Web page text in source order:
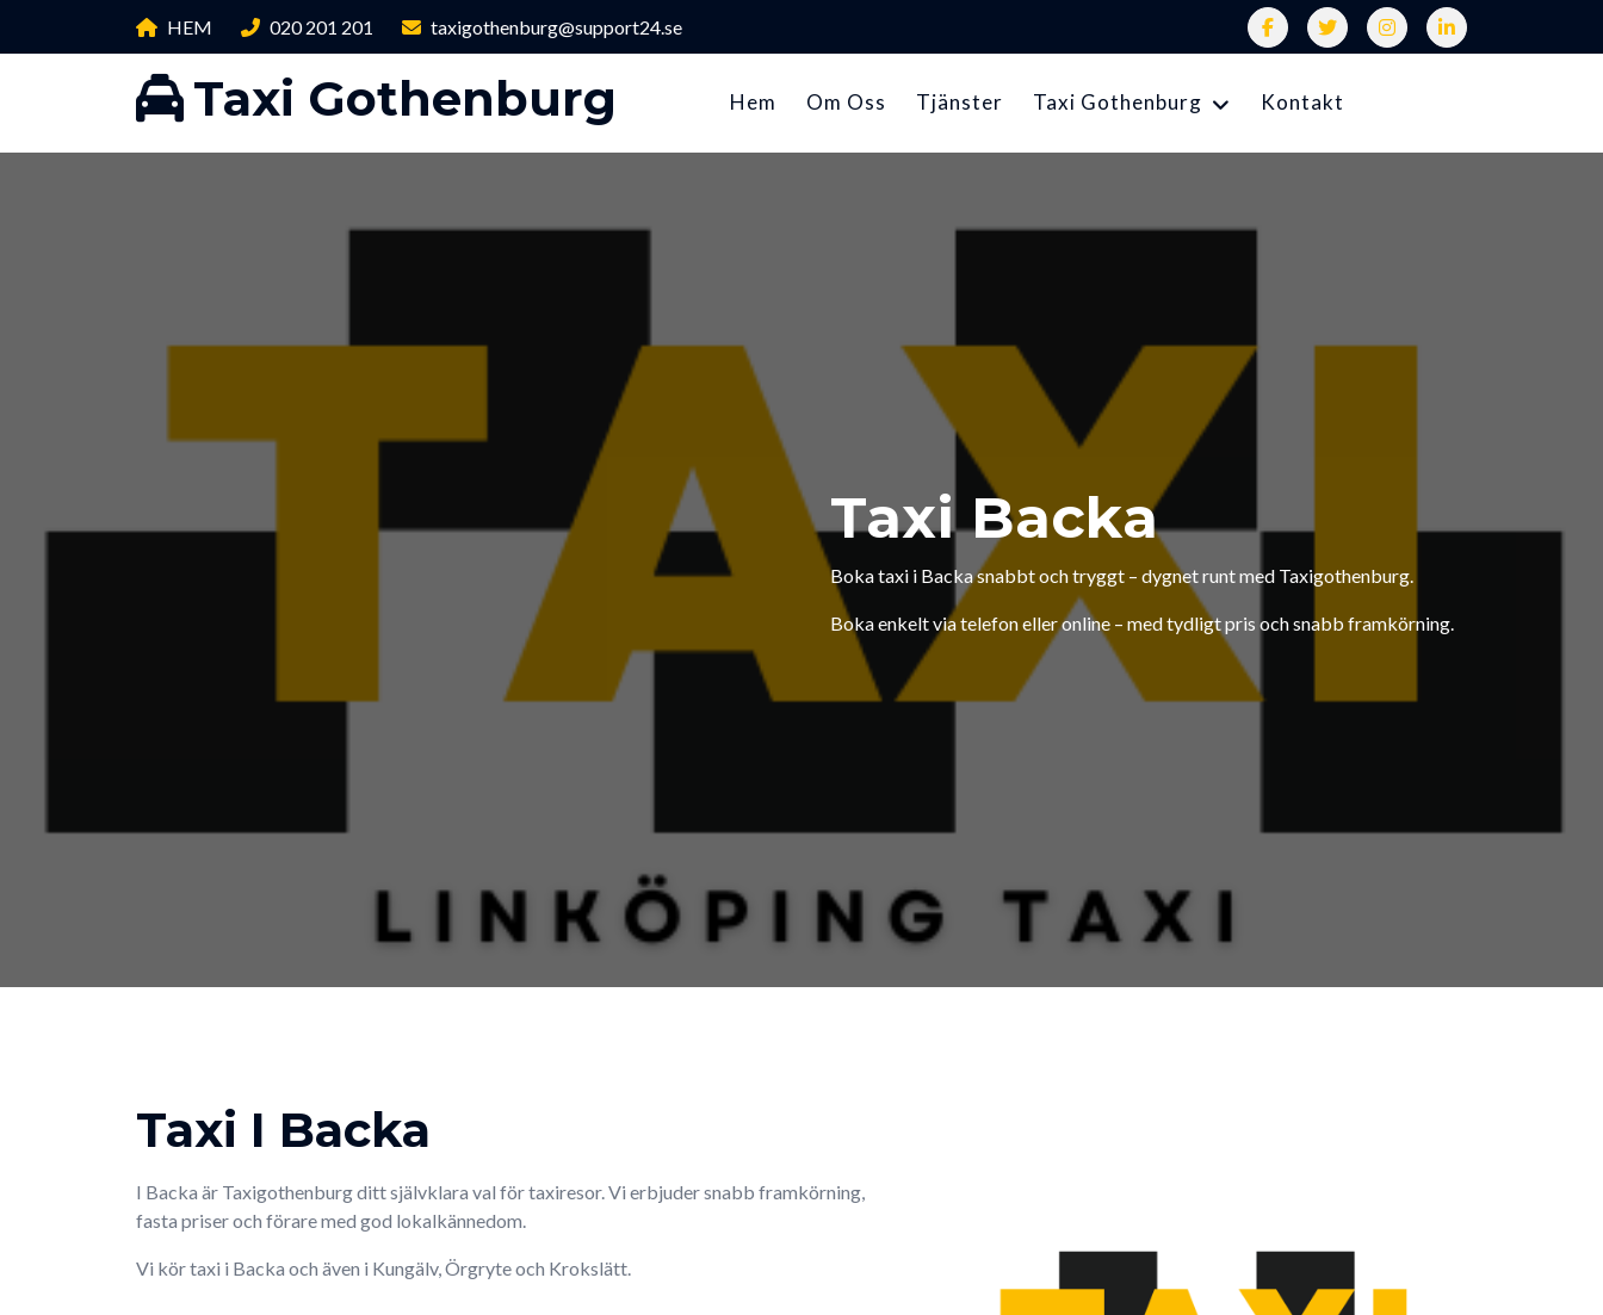
HEM 020 201 201 taxigothenburg@support24.se
Taxi Gothenburg Hem Om Oss Tjänster Taxi Gothenburg Kontakt
Taxi Backa
Boka taxi i Backa snabbt och tryggt – dygnet runt med Taxigothenburg.
Boka enkelt via telefon eller online – med tydligt pris och snabb framkörning.
Taxi I Backa
I Backa är Taxigothenburg ditt självklara val för taxiresor. Vi erbjuder snabb framkörning,
fasta priser och förare med god lokalkännedom.
Vi kör taxi i Backa och även i Kungälv, Örgryte och Krokslätt.